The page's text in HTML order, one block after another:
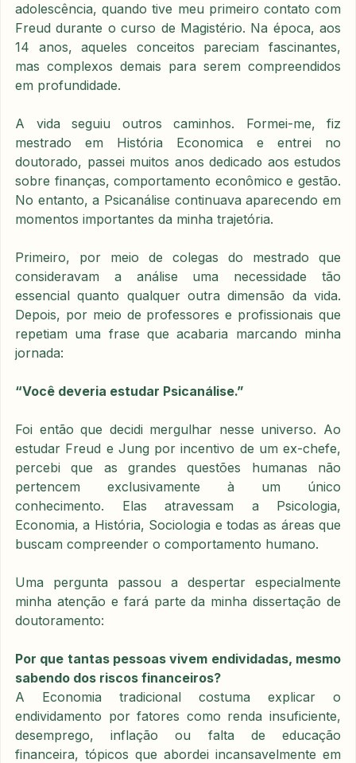
adolescência, quando tive meu primeiro contato com
Freud durante o curso de Magistério. Na época, aos
14 anos, aqueles conceitos pareciam fascinantes,
mas complexos demais para serem compreendidos
em profundidade.
A vida seguiu outros caminhos. Formei-me, fiz
mestrado em História Economica e entrei no
doutorado, passei muitos anos dedicado aos estudos
sobre finanças, comportamento econômico e gestão.
No entanto, a Psicanálise continuava aparecendo em
momentos importantes da minha trajetória.
Primeiro, por meio de colegas do mestrado que
consideravam a análise uma necessidade tão
essencial quanto qualquer outra dimensão da vida.
Depois, por meio de professores e profissionais que
repetiam uma frase que acabaria marcando minha
jornada:
“Você deveria estudar Psicanálise.”
Foi então que decidi mergulhar nesse universo. Ao
estudar Freud e Jung por incentivo de um ex-chefe,
percebi que as grandes questões humanas não
pertencem exclusivamente à um único
conhecimento. Elas atravessam a Psicologia,
Economia, a História, Sociologia e todas as áreas que
buscam compreender o comportamento humano.
Uma pergunta passou a despertar especialmente
minha atenção e fará parte da minha dissertação de
doutoramento:
Por que tantas pessoas vivem endividadas, mesmo
sabendo dos riscos financeiros?
A Economia tradicional costuma explicar o
endividamento por fatores como renda insuficiente,
desemprego, inflação ou falta de educação
financeira, tópicos que abordei incansavelmente em